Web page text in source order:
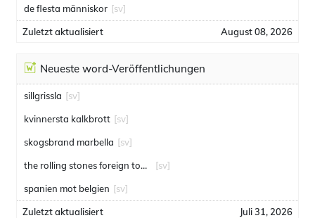
de flesta människor [sv]
Zuletzt aktualisiert August 08, 2026
Neueste word-Veröffentlichungen
sillgrissla [sv]
kvinnersta kalkbrott [sv]
skogsbrand marbella [sv]
the rolling stones foreign tongues [sv]
spanien mot belgien [sv]
Zuletzt aktualisiert Juli 31, 2026